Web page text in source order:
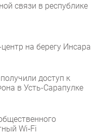
связи в республике
на берегу Инсара
доступ к
в Усть-Сарапулке
Wi‑Fi